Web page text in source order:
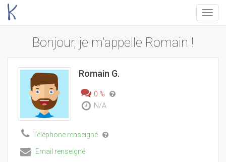
Menu
Bonjour, je m'appelle Romain !
Romain G.
0 %
N/A
Téléphone renseigné
Email renseigné